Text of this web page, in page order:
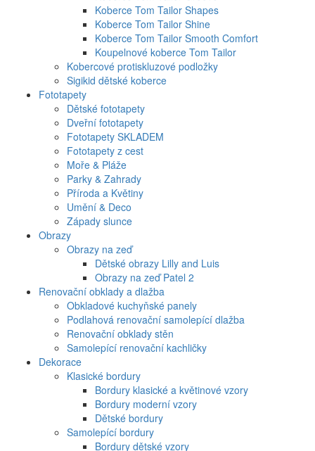
Koberce Tom Tailor Shapes
Koberce Tom Tailor Shine
Koberce Tom Tailor Smooth Comfort
Koupelnové koberce Tom Tailor
Kobercové protiskluzové podložky
Sigikid dětské koberce
Fototapety
Dětské fototapety
Dveřní fototapety
Fototapety SKLADEM
Fototapety z cest
Moře & Pláže
Parky & Zahrady
Příroda a Květiny
Umění & Deco
Západy slunce
Obrazy
Obrazy na zeď
Dětské obrazy Lilly and Luis
Obrazy na zeď Patel 2
Renovační obklady a dlažba
Obkladové kuchyňské panely
Podlahová renovační samolepící dlažba
Renovační obklady stěn
Samolepící renovační kachličky
Dekorace
Klasické bordury
Bordury klasické a květinové vzory
Bordury moderní vzory
Dětské bordury
Samolepící bordury
Bordury dětské vzory